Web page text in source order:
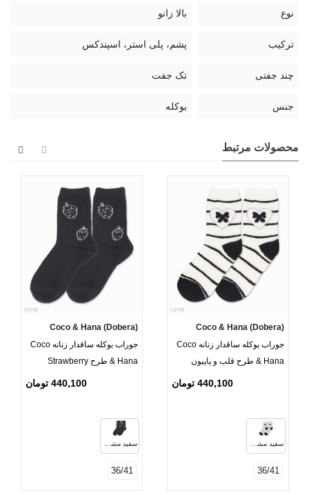
نوع بالا زانو
ترکیب پشم، پلی استر، اسپندکس
چند جفتی تک جفت
جنس بوکله
محصولات مرتبط
Coco & Hana (Dobera)
جوراب بوکله ساقدار زنانه Coco
& Hana طرح قلب و پاپیون
440,100 تومان
36/41
Coco & Hana (Dobera)
جوراب بوکله ساقدار زنانه Coco
& Hana طرح Strawberry
440,100 تومان
36/41